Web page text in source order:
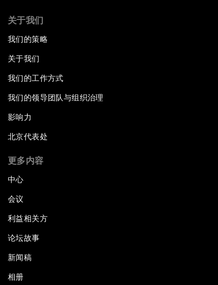
关于我们
我们的策略
关于我们
我们的工作方式
我们的领导团队与组织治理
影响力
北京代表处
更多内容
中心
会议
利益相关方
论坛故事
新闻稿
相册